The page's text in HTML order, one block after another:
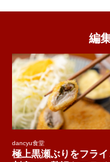
編
dancyu食堂
極上黒瀬ぶりをフライ